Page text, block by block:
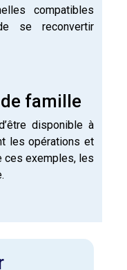
compatibles
se reconvertir
de famille
disponible à
les opérations et
ces exemples, les